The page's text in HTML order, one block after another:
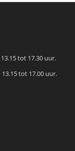
tot 17.30 uur.
tot 17.00 uur.